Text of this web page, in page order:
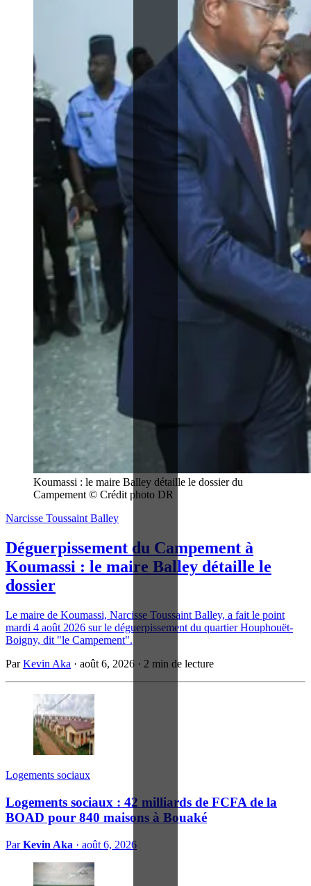
Koumassi : le maire Balley détaille le dossier du
Campement © Crédit photo DR
Narcisse Toussaint Balley
Déguerpissement du Campement à
Koumassi : le maire Balley détaille le
dossier
Le maire de Koumassi, Narcisse Toussaint Balley, a fait le point
mardi 4 août 2026 sur le déguerpissement du quartier Houphouët-
Boigny, dit "le Campement".
ParKevin Aka · août 6, 2026 · 2 min de lecture
Logements sociaux
Logements sociaux : 42 milliards de FCFA de la
BOAD pour 840 maisons à Bouaké
ParKevin Aka · août 6, 2026